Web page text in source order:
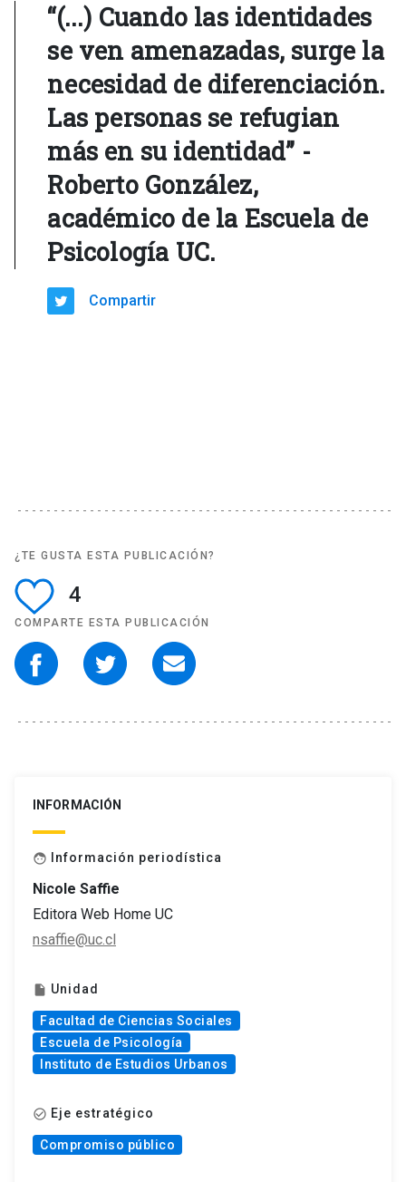
“(...) Cuando las identidades
se ven amenazadas, surge la
necesidad de diferenciación.
Las personas se refugian
más en su identidad” -
Roberto González,
académico de la Escuela de
Psicología UC.
Compartir
¿TE GUSTA ESTA PUBLICACIÓN?
4
COMPARTE ESTA PUBLICACIÓN
INFORMACIÓN
face Información periodística
Nicole Saffie
Editora Web Home UC
nsaffie@uc.cl
insert_drive_file Unidad
Facultad de Ciencias Sociales
Escuela de Psicología
Instituto de Estudios Urbanos
check_circle_outline Eje estratégico
Compromiso público